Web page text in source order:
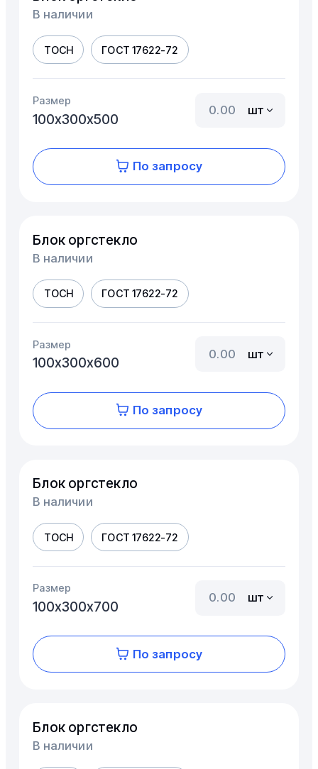
В наличии
ТОСН ГОСТ 17622-72
Размер
100х300х500
шт
По запросу
Блок оргстекло
В наличии
ТОСН ГОСТ 17622-72
Размер
100х300х600
шт
По запросу
Блок оргстекло
В наличии
ТОСН ГОСТ 17622-72
Размер
100х300х700
шт
По запросу
Блок оргстекло
В наличии